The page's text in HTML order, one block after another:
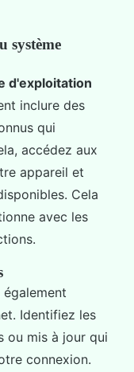
système
d'exploitation
inclure des
qui
accédez aux
appareil et
Cela
avec les
Identifiez les
ou mis à jour qui
connexion.